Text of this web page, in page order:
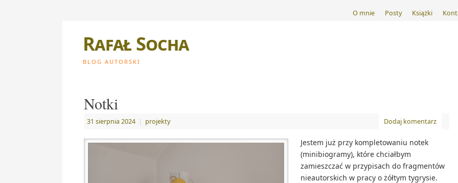
O mnie Posty Książki
Rafał Socha
BLOG AUTORSKI
Notki
31 sierpnia 2024 | projekty Dodaj komentarz
Jestem już przy kompletowaniu notek
(minibiogramy), które chciałbym
zamieszczać w przypisach do fragmentów
nieautorskich w pracy o żółtym tygrysie.